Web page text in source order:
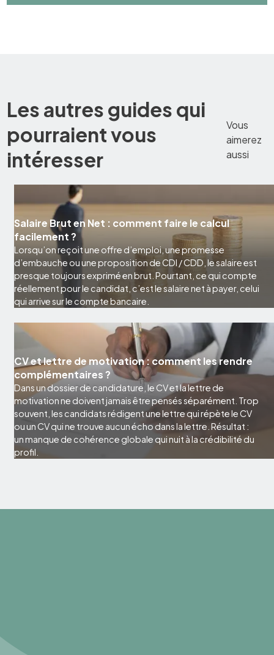
Les autres guides qui
pourraient vous
intéresser
Vous
aimerez
aussi
Salaire Brut en Net : comment faire le calcul
facilement ?
Lorsqu’on reçoit une offre d’emploi, une promesse
d’embauche ou une proposition de CDI / CDD, le salaire est
presque toujours exprimé en brut. Pourtant, ce qui compte
réellement pour le candidat, c’est le salaire net à payer, celui
qui arrive sur le compte bancaire.
CV et lettre de motivation : comment les rendre
complémentaires ?
Dans un dossier de candidature, le CV et la lettre de
motivation ne doivent jamais être pensés séparément. Trop
souvent, les candidats rédigent une lettre qui répète le CV
ou un CV qui ne trouve aucun écho dans la lettre. Résultat :
un manque de cohérence globale qui nuit à la crédibilité du
profil.